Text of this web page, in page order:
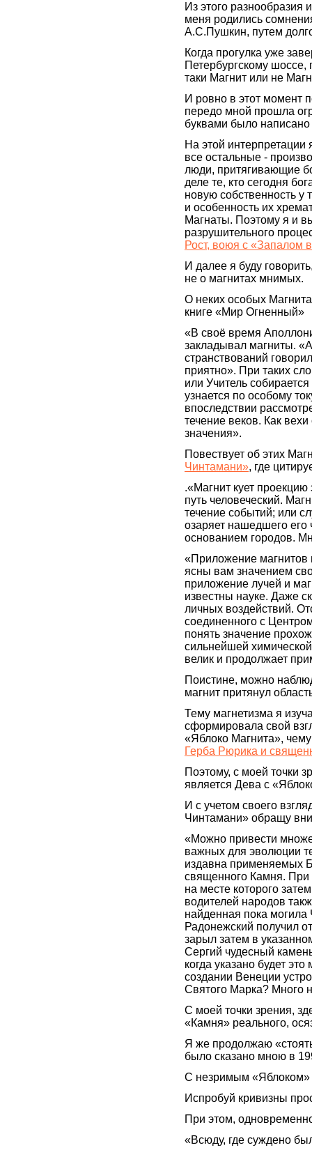
Из этого разнообразия
меня родились
А.С.Пушкин, путем
Когда прогулка уже
Петербургскому шоссе,
таки Магнит или не
И ровно в этот момент
передо мной прошла
буквами было
На этой
все остальные -
люди, притягивающие
деле те, кто сегодня
новую собственность у
и особенность их
Магнаты. Поэтому я и
разрушительного
Рост, воюя с «Запалом
И далее я буду
не о магнитах мнимых.
О неких особых
книге «Мир Огненный»
«В своё время
закладывал магниты.
странствований
приятно». При таких
или Учитель
узнается по особому
впоследствии
течение веков. Как
значения».
Повествует об этих
Чинтамани», где
.«Магнит кует
путь человеческий.
течение событий; или
озаряет нашедшего
основанием городов.
«Приложение магнитов
ясны вам значением
приложение лучей и
известны науке. Даже
личных воздействий.
соединенного с
понять значение
сильнейшей
велик и продолжает
Поистине, можно
магнит притянул
Тему магнетизма я
сформировала свой
«Яблоко Магнита»,
Герба Рюрика и
Поэтому, с моей точки
является Дева с
И с учетом своего
Чинтамани» обращу
«Можно привести
важных для эволюции
издавна применяемых
священного Камня. При
на месте которого
водителей народов
найденная пока могила
Радонежский получил
зарыл затем в
Сергий чудесный
когда указано будет
создании Венеции
Святого Марка? Много
С моей точки зрения,
«Камня» реального,
Я же продолжаю
было сказано мною в
С незримым «Яблоком»
Испробуй кривизны
При этом,
«Всюду, где суждено